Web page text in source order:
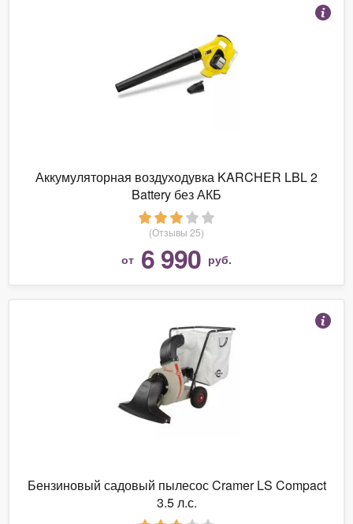
Аккумуляторная воздуходувка KARCHER LBL 2
Battery без АКБ
(Отзывы 25)
от 6 990 руб.
Бензиновый садовый пылесос Cramer LS Compact
3.5 л.с.